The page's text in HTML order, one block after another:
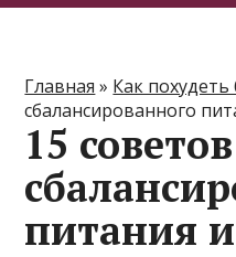
Главная » Как похудеть
сбалансированного
15
питания